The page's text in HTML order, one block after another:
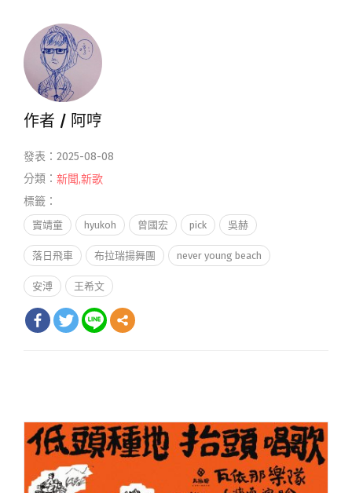
作者 / 阿哼
發表：2025-08-08
分類： 新聞,新歌
標籤：
竇靖童 hyukoh 曾國宏 pick 吳赫
落日飛車 布拉瑞揚舞團 never young beach
安溥 王希文